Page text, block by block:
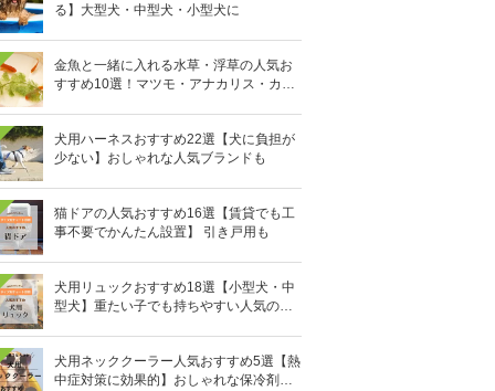
る】大型犬・中型犬・小型犬に
金魚と一緒に入れる水草・浮草の人気お
すすめ10選！マツモ・アナカリス・カボ
犬用ハーネスおすすめ22選【犬に負担が
少ない】おしゃれな人気ブランドも
猫ドアの人気おすすめ16選【賃貸でも工
事不要でかんたん設置】 引き戸用も
犬用リュックおすすめ18選【小型犬・中
型犬】重たい子でも持ちやすい人気のキ
犬用ネッククーラー人気おすすめ5選【熱
中症対策に効果的】おしゃれな保冷剤タ